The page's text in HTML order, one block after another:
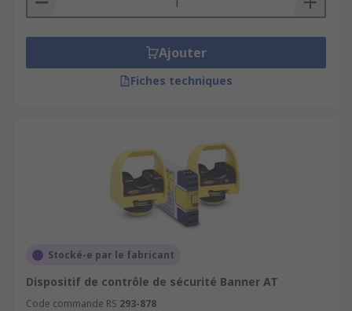
Ajouter
Fiches techniques
Stocké-e par le fabricant
Dispositif de contrôle de sécurité Banner AT
Code commande RS 293-878